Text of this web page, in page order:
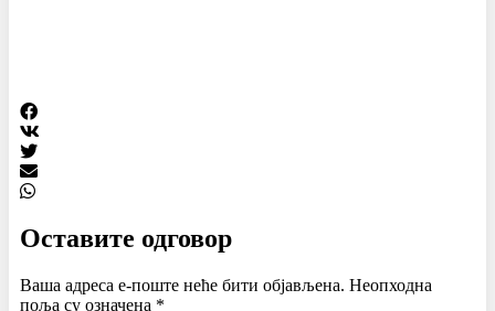
Оставите одговор
Ваша адреса е-поште неће бити објављена. Неопходна
поља су означена *